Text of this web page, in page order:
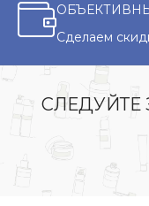
Сделаем
СЛЕДУЙТЕ